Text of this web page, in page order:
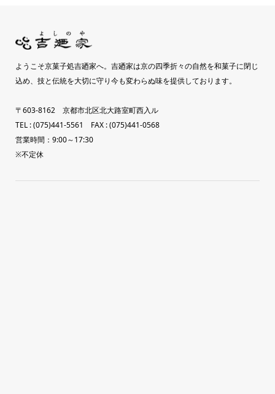
ようこそ京菓子処吉廼家へ。吉廼家は京の四季折々の自然を和菓子に閉じ
込め、技と伝統を大切に守り今も変わらぬ味を提供しております。
〒603-8162 京都市北区北大路室町西入ル
TEL : (075)441-5561 FAX : (075)441-0568
営業時間：9:00～17:30
※不定休